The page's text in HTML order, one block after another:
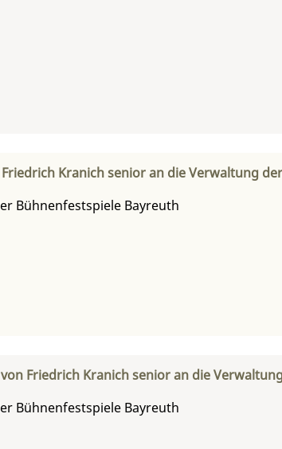
Kranich senior an die Verwaltung
Bühnenfestspiele Bayreuth
Friedrich Kranich senior an die
Bühnenfestspiele Bayreuth